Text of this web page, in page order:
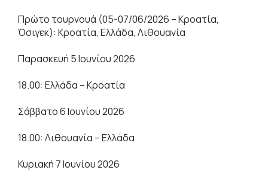
Πρώτο τουρνουά (05-07/06/2026 – Κροατία,
Όσιγεκ): Κροατία, Ελλάδα, Λιθουανία
Παρασκευή 5 Ιουνίου 2026
18.00: Ελλάδα – Κροατία
Σάββατο 6 Ιουνίου 2026
18.00: Λιθουανία – Ελλάδα
Κυριακή 7 Ιουνίου 2026